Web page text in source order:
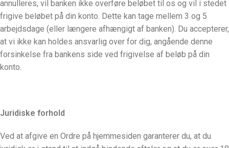
annulleres, vil banken ikke overføre beløbet til os og vil i stedet
frigive beløbet på din konto. Dette kan tage mellem 3 og 5
arbejdsdage (eller længere afhængigt af banken). Du accepterer,
at vi ikke kan holdes ansvarlig over for dig, angående denne
forsinkelse fra bankens side ved frigivelse af beløb på din
konto.
Juridiske forhold
Ved at afgive en Ordre på hjemmesiden garanterer du, at du